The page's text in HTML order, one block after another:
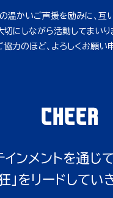
温かいご声援を励みに、互
にしながら活動してまいり
力のほど、よろしくお願い
CHEER
インメントを通じ
」をリードしてい